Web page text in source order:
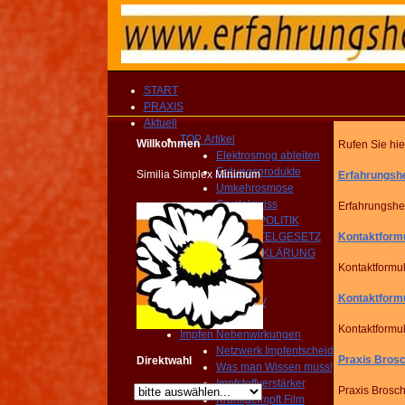
START
PRAXIS
Aktuell
TOP Artikel
Elektrosmog ableiten
Erdungsprodukte
Umkehrosmose
Crystalswiss
GESUNDHEITSPOLITIK
HEILMITTELGESETZ
IMPFAUFKLÄRUNG
YOUTUBE Kanal
IMPRESSIONEN
MEDIEN ARCHIV
Homöopathie TV
Impfen Nebenwirkungen
Netzwerk Impfentscheid
Was man Wissen muss!
Impfstoffverstärker
Krankgeimpft Film
Willkommen
Similia Simplex Minimum
Direktwahl
Rufen Sie
Praxis
Praxis